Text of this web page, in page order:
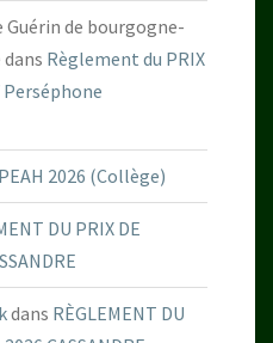
de bourgogne-
dans Règlement du PRIX
Perséphone
2026 (Collège)
DU PRIX DE
dans RÈGLEMENT DU